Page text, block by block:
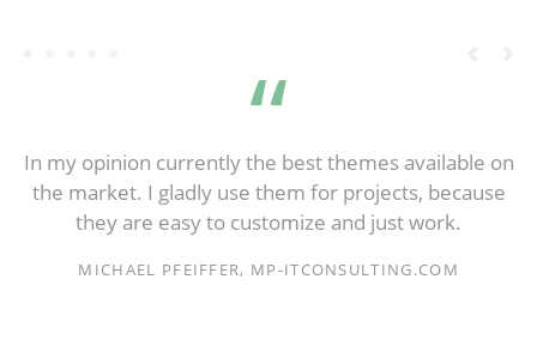
In my opinion currently the best themes available on
the market. I gladly use them for projects, because
they are easy to customize and just work.
MICHAEL PFEIFFER, MP-ITCONSULTING.COM